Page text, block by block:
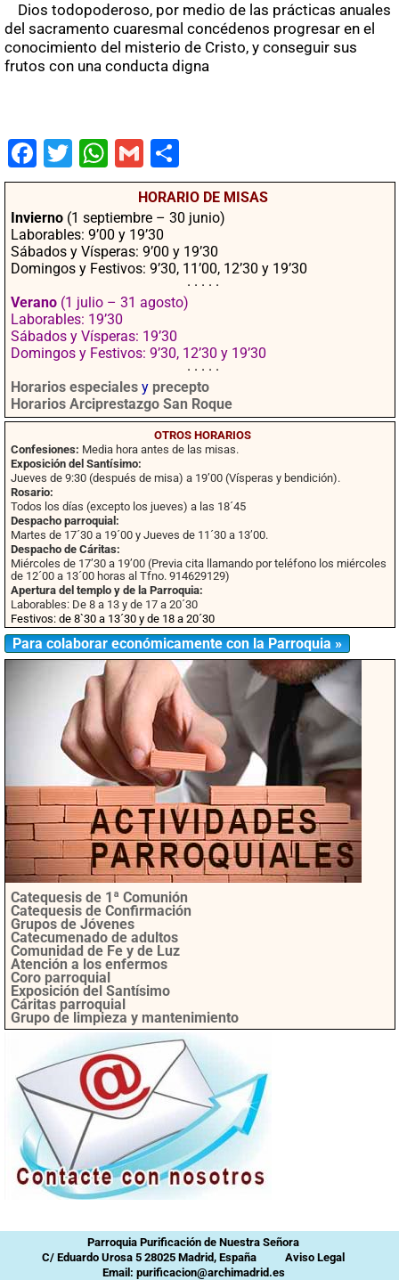
Dios todopoderoso, por medio de las prácticas anuales
del sacramento cuaresmal concédenos progresar en el
conocimiento del misterio de Cristo, y conseguir sus
frutos con una conducta digna
Fac
ebo
Twit
ter
Wha
tsA
pp
Gm
ail
mpa
rtir
HORARIO DE MISAS
Invierno (1 septiembre – 30 junio)
Laborables: 9’00 y 19’30
Sábados y Vísperas: 9’00 y 19’30
Domingos y Festivos: 9’30, 11’00, 12’30 y 19’30
· · · · ·
Verano (1 julio – 31 agosto)
Laborables: 19’30
Sábados y Vísperas: 19’30
Domingos y Festivos: 9’30, 12’30 y 19’30
· · · · ·
Horarios especiales y precepto
Horarios Arciprestazgo San Roque
OTROS HORARIOS
Confesiones: Media hora antes de las misas.
Exposición del Santísimo:
Jueves de 9:30 (después de misa) a 19’00 (Vísperas y bendición).
Rosario:
Todos los días (excepto los jueves) a las 18´45
Despacho parroquial:
Martes de 17´30 a 19´00 y Jueves de 11´30 a 13’00.
Despacho de Cáritas:
Miércoles de 17’30 a 19’00 (Previa cita llamando por teléfono los miércoles
de 12´00 a 13´00 horas al Tfno. 914629129)
Apertura del templo y de la Parroquia:
Laborables: De 8 a 13 y de 17 a 20´30
Festivos: de 8`30 a 13´30 y de 18 a 20´30
Para colaborar económicamente con la Parroquia »
Catequesis de 1ª Comunión
Catequesis de Confirmación
Grupos de Jóvenes
Catecumenado de adultos
Comunidad de Fe y de Luz
Atención a los enfermos
Coro parroquial
Exposición del Santísimo
Cáritas parroquial
Grupo de limpieza y mantenimiento
Parroquia Purificación de Nuestra Señora
C/ Eduardo Urosa 5 28025 Madrid, España
Aviso Legal
Email: purificacion@archimadrid.es